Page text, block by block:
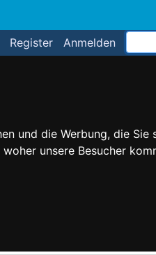
und die Werbung, die Sie
unsere Besucher
Register Anmelden